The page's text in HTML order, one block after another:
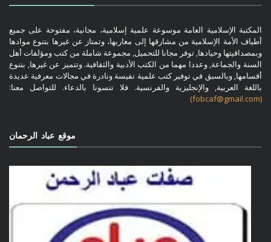
المكتبة الإسلامية العامة موسوعة علمية إسلامية، مجانية، مفتوحة على جميع
أطياف الأمة الإسلامية من مشارقها إلى مغاربها، وتمتاز عن غيرها بتنوع موادها
وبمصداقيتها وحيادها, توفر مجانا للتحميل, مجموعة شاملة من كتب ومؤلفات أهل
السنة والجماعة, وعددا مهما من الكتب الأدبية والثقافية. وتتميز عن غيرها, بتنوع
أقسامها, وبالسبق في توفير كتب علمية نفيسة ونادرة في مجالات معرفية عديدة
باللغة العربية, والإنجليزية والفرنسية. فلا تنسونا بالدعاء. للتواصل معنا:
(fobcaf@gmail.com)
موقع عباد الرحمان